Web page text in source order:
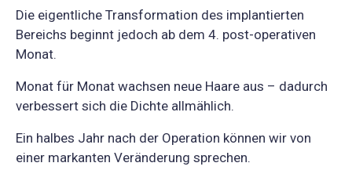
Die eigentliche Transformation des implantierten
Bereichs beginnt jedoch ab dem 4. post-operativen
Monat.
Monat für Monat wachsen neue Haare aus – dadurch
verbessert sich die Dichte allmählich.
Ein halbes Jahr nach der Operation können wir von
einer markanten Veränderung sprechen.